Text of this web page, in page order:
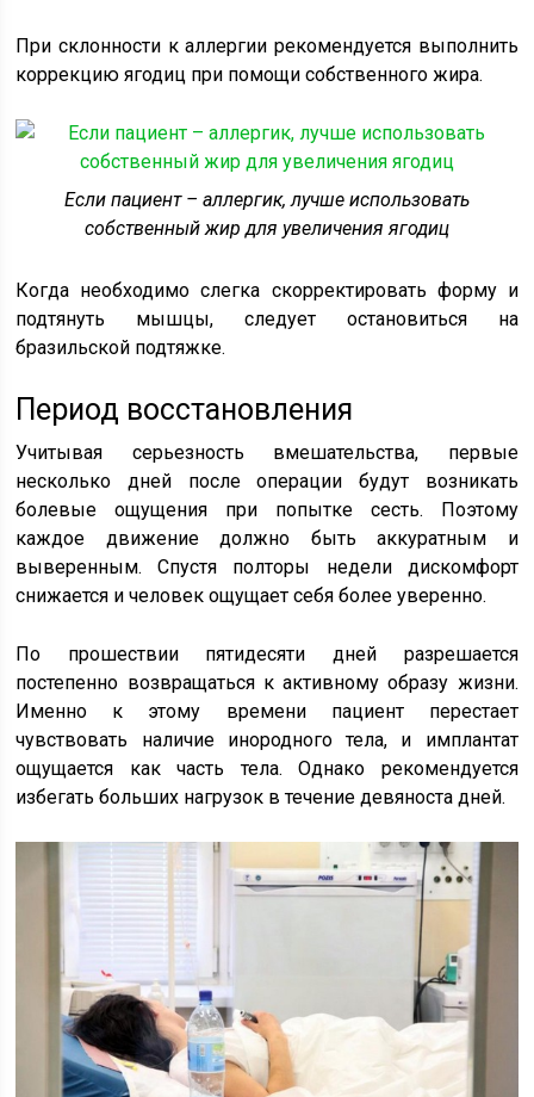
При склонности к аллергии рекомендуется выполнить
коррекцию ягодиц при помощи собственного жира.
Если пациент – аллергик, лучше использовать
собственный жир для увеличения ягодиц
Когда необходимо слегка скорректировать форму и
подтянуть мышцы, следует остановиться на
бразильской подтяжке.
Период восстановления
Учитывая серьезность вмешательства, первые
несколько дней после операции будут возникать
болевые ощущения при попытке сесть. Поэтому
каждое движение должно быть аккуратным и
выверенным. Спустя полторы недели дискомфорт
снижается и человек ощущает себя более уверенно.
По прошествии пятидесяти дней разрешается
постепенно возвращаться к активному образу жизни.
Именно к этому времени пациент перестает
чувствовать наличие инородного тела, и имплантат
ощущается как часть тела. Однако рекомендуется
избегать больших нагрузок в течение девяноста дней.